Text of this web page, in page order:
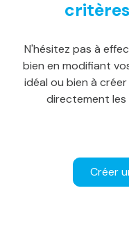
alerte
e-
contact
N'hésitez pas à
bien en modifiant
idéal ou bien à
directement les
Créer